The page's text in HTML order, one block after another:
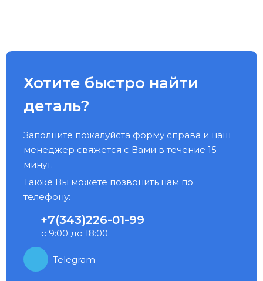
Хотите быстро найти
деталь?
Заполните пожалуйста форму справа и наш
менеджер свяжется с Вами в течение 15
минут.
Также Вы можете позвонить нам по
телефону:
+7(343)226-01-99
с 9:00 до 18:00.
Telegram